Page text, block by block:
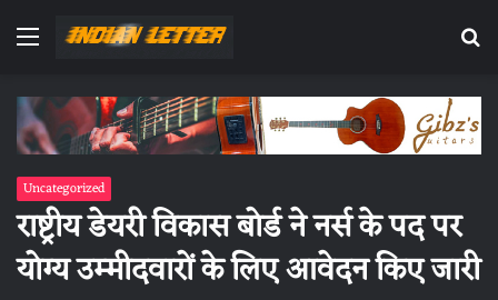
Menu
Uncategorized
राष्ट्रीय डेयरी विकास बोर्ड ने नर्स के पद पर
योग्य उम्मीदवारों के लिए आवेदन किए जारी